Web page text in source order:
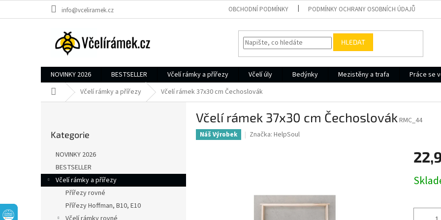
info@vceliramek.cz OBCHODNÍ PODMÍNKY PODMÍNKY OCHRANY OSOBNÍCH ÚDAJŮ
HLEDAT
NOVINKY 2026 BESTSELLER Včelí rámky a přířezy Včelí úly Bedýnky Mezistěny a trafa Práce se
Domů Včelí rámky a přířezy Včelí rámek 37x30 cm Čechoslovák
n
kategorie
Kategorie
NOVINKY 2026
BESTSELLER
Včelí rámky a přířezy
Přířezy rovné
Přířezy Hoffman, B10, E10
Včelí rámek 37x30 cm Čechoslovák RMC_44
Náš Výrobek Značka: HelpSoul
cena: